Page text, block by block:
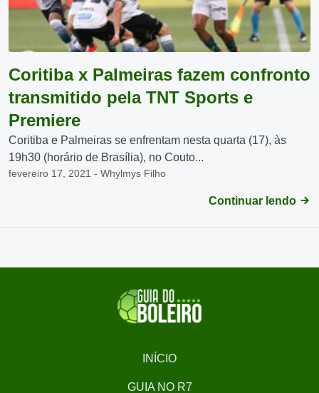
Coritiba x Palmeiras fazem confronto
transmitido pela TNT Sports e
Premiere
Coritiba e Palmeiras se enfrentam nesta quarta (17), às
19h30 (horário de Brasília), no Couto...
fevereiro 17, 2021 - Whylmys Filho
Continuar lendo
INÍCIO
GUIA NO R7